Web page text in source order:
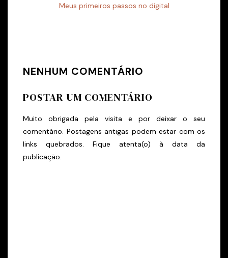
Meus primeiros passos no digital
NENHUM COMENTÁRIO
POSTAR UM COMENTÁRIO
Muito obrigada pela visita e por deixar o seu
comentário. Postagens antigas podem estar com os
links quebrados. Fique atenta(o) à data da
publicação.